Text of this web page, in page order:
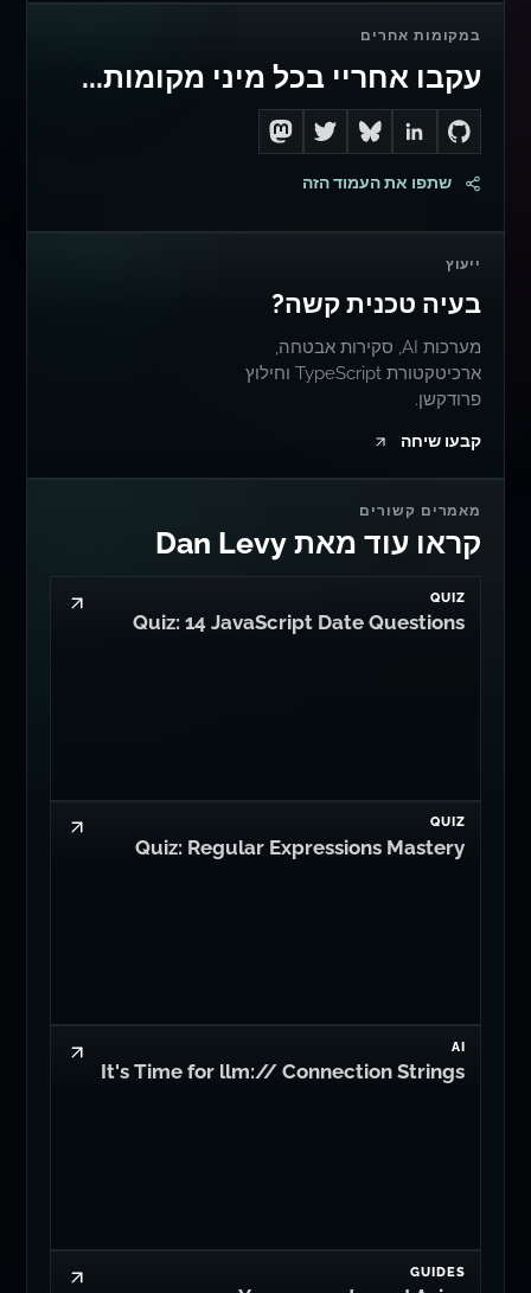
במקומות אחרים
עקבו אחריי בכל מיני מקומות...
Go to Dan's GitHub
Connect with me on LinkedIn
Follow me on Bluesky
Follow me on Twitter
Follow me on Mastodon
שתפו את העמוד הזה
ייעוץ
בעיה טכנית קשה?
מערכות AI, סקירות אבטחה,
ארכיטקטורת TypeScript וחילוץ
פרודקשן.
קבעו שיחה
מאמרים קשורים
קראו עוד מאת Dan Levy
QUIZ
Quiz: 14 JavaScript Date Questions
QUIZ
Quiz: Regular Expressions Mastery
AI
It's Time for llm:// Connection Strings
GUIDES